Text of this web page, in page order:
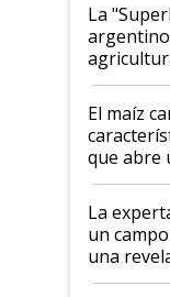
La
infinitas"
El maíz
que abre
el lote
La
un
una